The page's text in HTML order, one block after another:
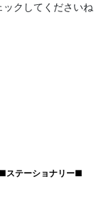
クしてくださいね
■ステーショナリー■